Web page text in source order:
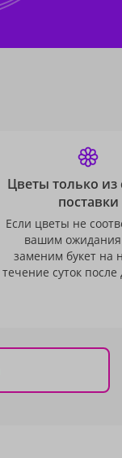
Цветы только из
поставки
Если цветы не
вашим
заменим букет на
течение суток после